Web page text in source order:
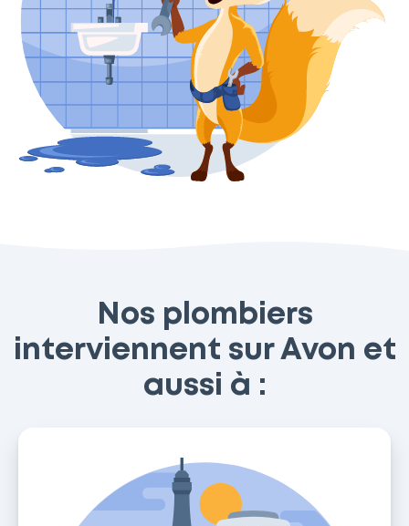
Nos plombiers
interviennent sur Avon et
aussi à :